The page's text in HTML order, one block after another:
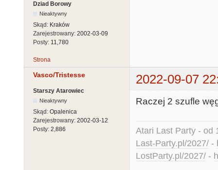
Dziad Borowy
Nieaktywny
Skąd: Kraków
Zarejestrowany: 2002-03-09
Posty: 11,780
Strona
Vasco/Tristesse 2022-09-07
Starszy Atarowiec
Nieaktywny
Skąd: Opalenica
Zarejestrowany: 2002-03-12
Posty: 2,886
Raczej 2 szufle
Atari Last Party - od
Last-Party.pl/2027/ -
LostParty.pl/2027/ -